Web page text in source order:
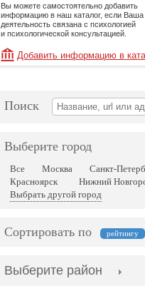
Вы можете самостоятельно добавить
информацию в наш каталог, если Ваша
деятельность связана с психологией
и психологической консультацией.
Добавить информацию в
Поиск
Выберите город
Все Москва
Санкт-
Красноярск
Нижний
Выбрать другой город
Сортировать по рейтингу
Выберите район